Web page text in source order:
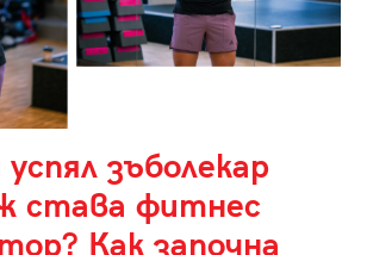
зъболекар
става фитнес
Как започна